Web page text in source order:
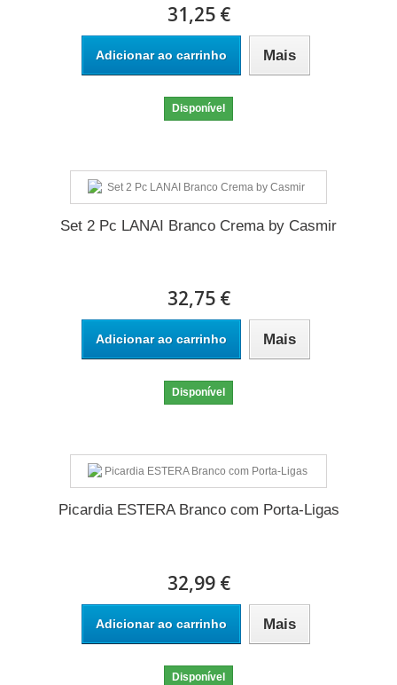
31,25 €
Adicionar ao carrinho Mais
Disponível
Set 2 Pc LANAI Branco Crema by Casmir
32,75 €
Adicionar ao carrinho Mais
Disponível
Picardia ESTERA Branco com Porta-Ligas
32,99 €
Adicionar ao carrinho Mais
Disponível